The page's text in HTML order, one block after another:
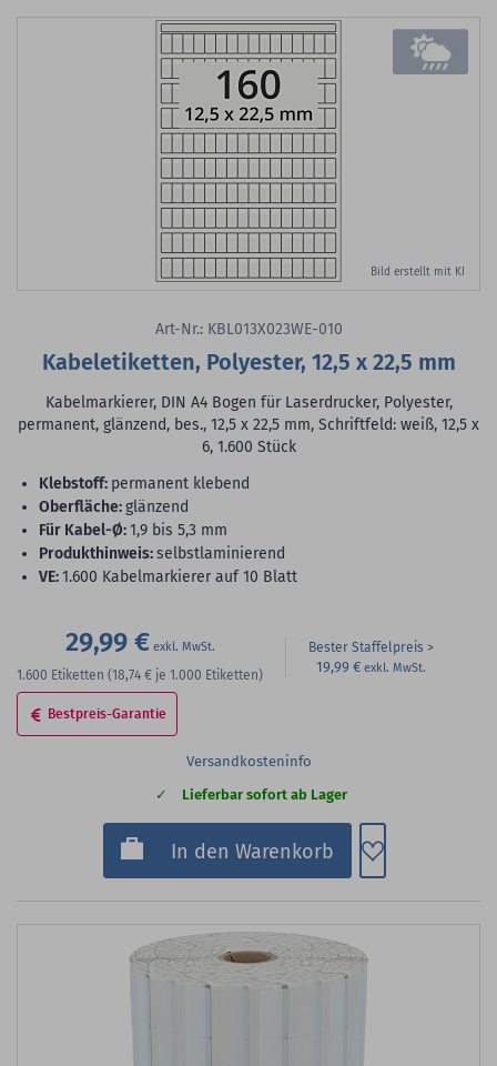
Bild erstellt mit KI
Art-Nr.: KBL013X023WE-010
Kabeletiketten, Polyester, 12,5 x 22,5 mm
Kabelmarkierer, DIN A4 Bogen für Laserdrucker, Polyester,
permanent, glänzend, bes., 12,5 x 22,5 mm, Schriftfeld: weiß, 12,5 x
6, 1.600 Stück
Klebstoff: permanent klebend
Oberfläche:glänzend
für Kabel-Ø:1,9 bis 5,3 mm
Produkthinweis:selbstlaminierend
VE:1.600 Kabelmarkierer auf 10 Blatt
29,99 €
1.600 Etiketten (18,74 € je 1.000 Etiketten)
Bester Staffelpreis
19,99 €
Bestpreis-Garantie
Versandkosteninfo
Lieferbar sofort ab Lager
In den Warenkorb Zum